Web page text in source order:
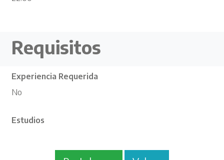
Requisitos
Experiencia Requerida
No
Estudios